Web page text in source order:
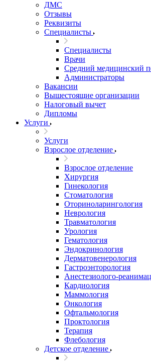
ДМС
Отзывы
Реквизиты
Специалисты
Специалисты
Врачи
Средний медицинский
Администраторы
Вакансии
Вышестоящие организации
Налоговый вычет
Дипломы
Услуги
Услуги
Взрослое отделение
Взрослое отделение
Хирургия
Гинекология
Стоматология
Оториноларингология
Неврология
Травматология
Урология
Гематология
Эндокринология
Дерматовенерология
Гастроэнторология
Анестезиолого-
Кардиология
Маммология
Онкология
Офтальмология
Проктология
Терапия
Флебология
Детское отделение